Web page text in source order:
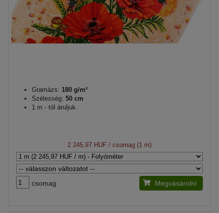
Gramázs: 180 g/m²
Szélesség: 50 cm
1 m - tól áruljuk.
2 245,97 HUF / csomag (1 m)
csomag Megvásárolni